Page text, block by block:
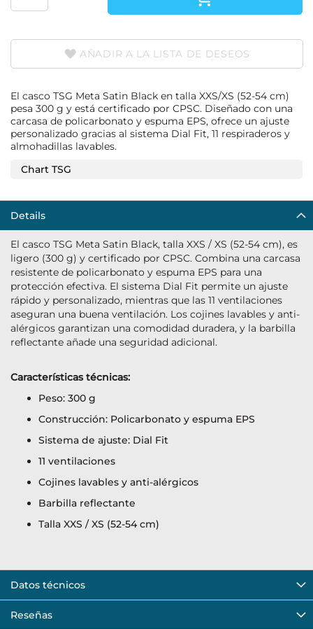
AÑADIR A LA LISTA DE DESEOS
El casco TSG Meta Satin Black en talla XXS/XS (52-54 cm)
pesa 300 g y está certificado por CPSC. Diseñado con una
carcasa de policarbonato y espuma EPS, ofrece un ajuste
personalizado gracias al sistema Dial Fit, 11 respiraderos y
almohadillas lavables.
Chart TSG
Details
El casco TSG Meta Satin Black, talla XXS / XS (52-54 cm), es
ligero (300 g) y certificado por CPSC. Combina una carcasa
resistente de policarbonato y espuma EPS para una
protección efectiva. El sistema Dial Fit permite un ajuste
rápido y personalizado, mientras que las 11 ventilaciones
aseguran una buena ventilación. Los cojines lavables y anti-
alérgicos garantizan una comodidad duradera, y la barbilla
reflectante añade una seguridad adicional.
Características técnicas:
Peso: 300 g
Construcción: Policarbonato y espuma EPS
Sistema de ajuste: Dial Fit
11 ventilaciones
Cojines lavables y anti-alérgicos
Barbilla reflectante
Talla XXS / XS (52-54 cm)
Datos técnicos
Reseñas